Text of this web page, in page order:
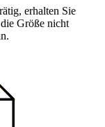
erhalten Sie
Größe nicht